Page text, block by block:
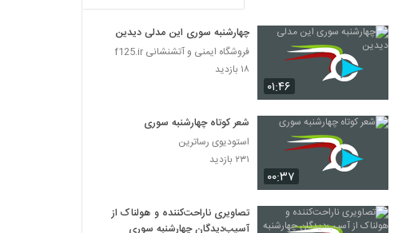
۰۱:۴۶
چهارشنبه سوری این مدلی دیدین
فروشگاه ایمنی و آتشنشانی f125.ir
۱۸ بازدید
۰۰:۳۷
شعر کوتاه چهارشنبه سوری
استودیوی رساترین
۲۳۱ بازدید
تصاویری ناراحت‌کننده و هولناک از
آسیب‌دیدگان چهارشنبه سوری